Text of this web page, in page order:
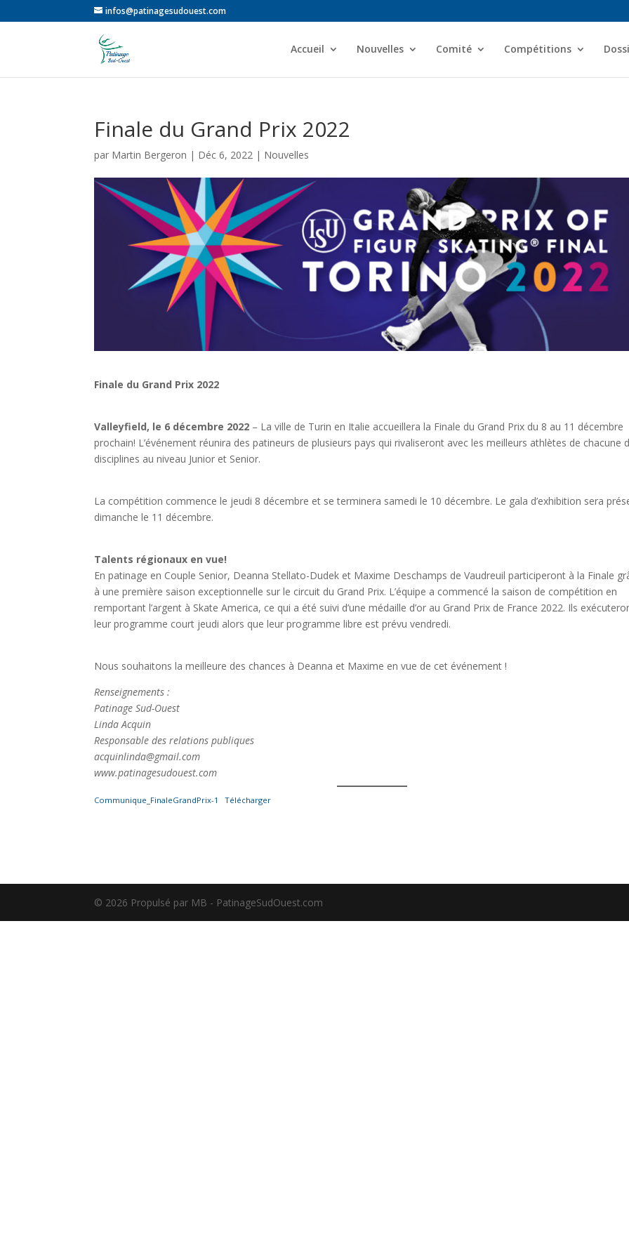
infos@patinagesudouest.com
Accueil Nouvelles Comité Compétitions
Finale du Grand Prix 2022
par Martin Bergeron | Déc 6, 2022 | Nouvelles
Finale du Grand Prix 2022
Valleyfield, le 6 décembre 2022 – La ville de Turin en Italie accueillera la Finale du Grand Prix du 8 au 11 décembre
prochain! L’événement réunira des patineurs de plusieurs pays qui rivaliseront avec les meilleurs athlètes de chacune
disciplines au niveau Junior et Senior.
La compétition commence le jeudi 8 décembre et se terminera samedi le 10 décembre. Le gala d’exhibition sera
dimanche le 11 décembre.
Talents régionaux en vue!
En patinage en Couple Senior, Deanna Stellato-Dudek et Maxime Deschamps de Vaudreuil participeront à la Finale
à une première saison exceptionnelle sur le circuit du Grand Prix. L’équipe a commencé la saison de compétition en
remportant l’argent à Skate America, ce qui a été suivi d’une médaille d’or au Grand Prix de France 2022. Ils
leur programme court jeudi alors que leur programme libre est prévu vendredi.
Nous souhaitons la meilleure des chances à Deanna et Maxime en vue de cet événement !
Renseignements :
Patinage Sud-Ouest
Linda Acquin
Responsable des relations publiques
acquinlinda@gmail.com
www.patinagesudouest.com
Communique_FinaleGrandPrix-1 Télécharger
©️ 2026 Propulsé par MB - PatinageSudOuest.com